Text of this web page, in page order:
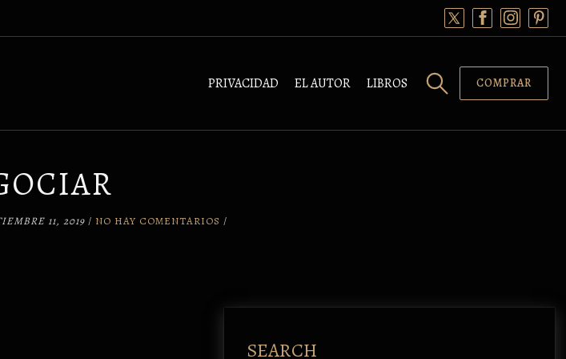
PRIVACIDAD EL AUTOR LIBROS COMPRAR
11, 2019 / NO HAY COMENTARIOS /
SEARCH